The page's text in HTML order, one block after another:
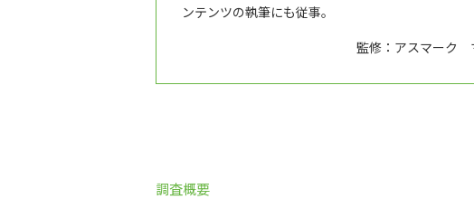
ンテンツの執筆にも従事。
監修：アスマーク
調査概要